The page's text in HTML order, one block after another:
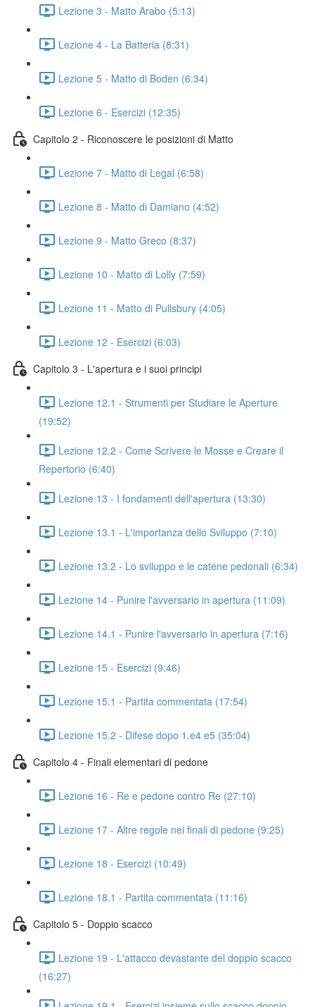
Lezione 3 - Matto Arabo (5:13)
Lezione 4 - La Batteria (8:31)
Lezione 5 - Matto di Boden (6:34)
Lezione 6 - Esercizi (12:35)
Capitolo 2 - Riconoscere le posizioni di Matto
Lezione 7 - Matto di Legal (6:58)
Lezione 8 - Matto di Damiano (4:52)
Lezione 9 - Matto Greco (8:37)
Lezione 10 - Matto di Lolly (7:59)
Lezione 11 - Matto di Pullsbury (4:05)
Lezione 12 - Esercizi (6:03)
Capitolo 3 - L'apertura e i suoi principi
Lezione 12.1 - Strumenti per Studiare le Aperture
(19:52)
Lezione 12.2 - Come Scrivere le Mosse e Creare il
Repertorio (6:40)
Lezione 13 - I fondamenti dell'apertura (13:30)
Lezione 13.1 - L'importanza dello Sviluppo (7:10)
Lezione 13.2 - Lo sviluppo e le catene pedonali (6:34)
Lezione 14 - Punire l'avversario in apertura (11:09)
Lezione 14.1 - Punire l'avversario in apertura (7:16)
Lezione 15 - Esercizi (9:46)
Lezione 15.1 - Partita commentata (17:54)
Lezione 15.2 - Difese dopo 1.e4 e5 (35:04)
Capitolo 4 - Finali elementari di pedone
Lezione 16 - Re e pedone contro Re (27:10)
Lezione 17 - Altre regole nei finali di pedone (9:25)
Lezione 18 - Esercizi (10:49)
Lezione 18.1 - Partita commentata (11:16)
Capitolo 5 - Doppio scacco
Lezione 19 - L'attacco devastante del doppio scacco
(16:27)